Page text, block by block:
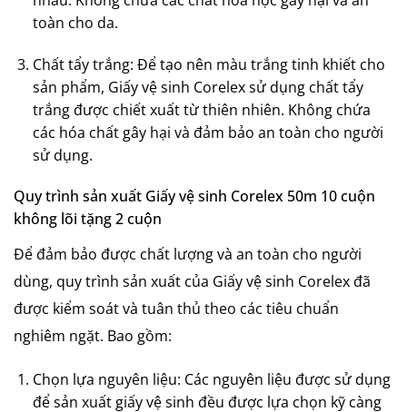
toàn cho da.
Chất tẩy trắng: Để tạo nên màu trắng tinh khiết cho
sản phẩm, Giấy vệ sinh Corelex sử dụng chất tẩy
trắng được chiết xuất từ thiên nhiên. Không chứa
các hóa chất gây hại và đảm bảo an toàn cho người
sử dụng.
Quy trình sản xuất Giấy vệ sinh Corelex 50m 10 cuộn
không lõi tặng 2 cuộn
Để đảm bảo được chất lượng và an toàn cho người
dùng, quy trình sản xuất của Giấy vệ sinh Corelex đã
được kiểm soát và tuân thủ theo các tiêu chuẩn
nghiêm ngặt. Bao gồm:
Chọn lựa nguyên liệu: Các nguyên liệu được sử dụng
để sản xuất giấy vệ sinh đều được lựa chọn kỹ càng